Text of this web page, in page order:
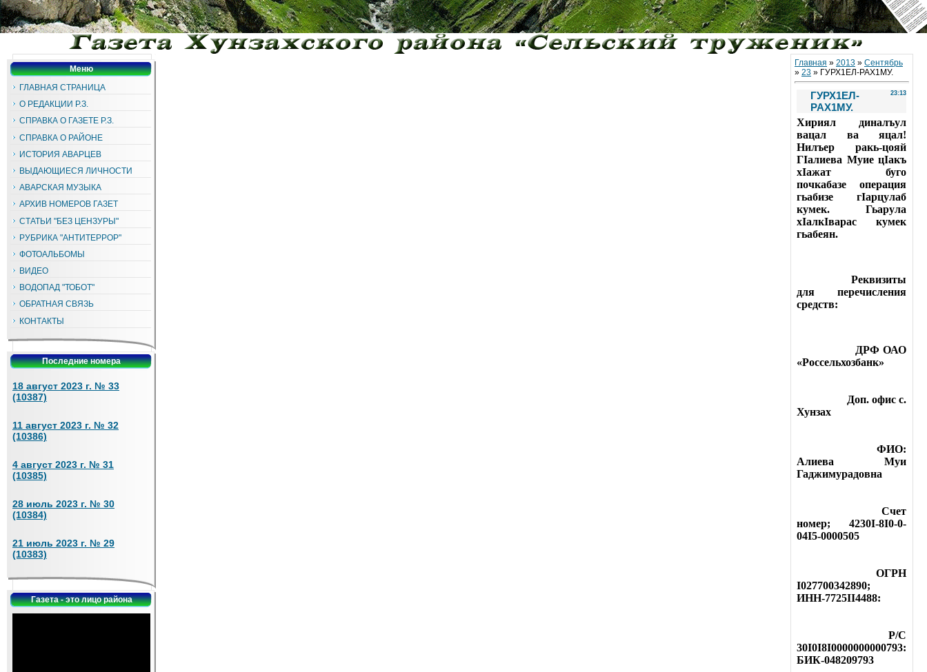
Меню
ГЛАВНАЯ СТРАНИЦА
О РЕДАКЦИИ Р.З.
СПРАВКА О ГАЗЕТЕ Р.З.
СПРАВКА О РАЙОНЕ
ИСТОРИЯ АВАРЦЕВ
ВЫДАЮЩИЕСЯ ЛИЧНОСТИ
АВАРСКАЯ МУЗЫКА
АРХИВ НОМЕРОВ ГАЗЕТ
СТАТЬИ "БЕЗ ЦЕНЗУРЫ"
РУБРИКА "АНТИТЕРРОР"
ФОТОАЛЬБОМЫ
ВИДЕО
ВОДОПАД "ТОБОТ"
ОБРАТНАЯ СВЯЗЬ
КОНТАКТЫ
Последние номера
18 август 2023 г. № 33
(10387)
11 август 2023 г. № 32
(10386)
4 август 2023 г. № 31
(10385)
28 июль 2023 г. № 30
(10384)
21 июль 2023 г. № 29
(10383)
Газета - это лицо района
Главная » 2013 » Сентябрь
» 23 » ГУРХ1ЕЛ-РАХ1МУ.
23:13
ГУРХ1ЕЛ-
РАХ1МУ.
Хириял диналъул
вацал ва яцал!
Нилъер ракь-цояй
ГIалиева Муие цIакъ
хIажат буго
почкабазе операция
гьабизе гIарцулаб
кумек. Гьарула
хIалкIварас кумек
гьабеян.
Реквизиты
для перечисления
средств:
ДРФ ОАО
«Россельхозбанк»
Доп. офис с.
Хунзах
ФИО:
Алиева Муи
Гаджимурадовна
Счет
номер; 4230I-8I0-0-
04I5-0000505
ОГРН
I027700342890;
ИНН-7725II4488:
Р/С
30I0I8I0000000000793:
БИК-048209793